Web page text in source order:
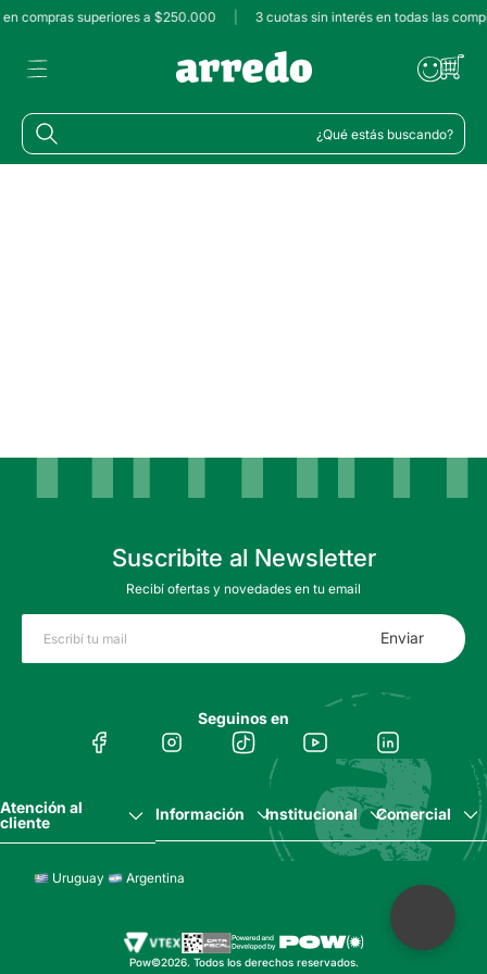
compras superiores a $250.000 3 cuotas sin interés en todas las
¿Qué estás buscando?
Suscribite al Newsletter
Recibí ofertas y novedades en tu email
Enviar
Seguinos en
Atención al
cliente
Información Institucional Comercial
Uruguay Argentina
Pow©2026. Todos los derechos reservados.